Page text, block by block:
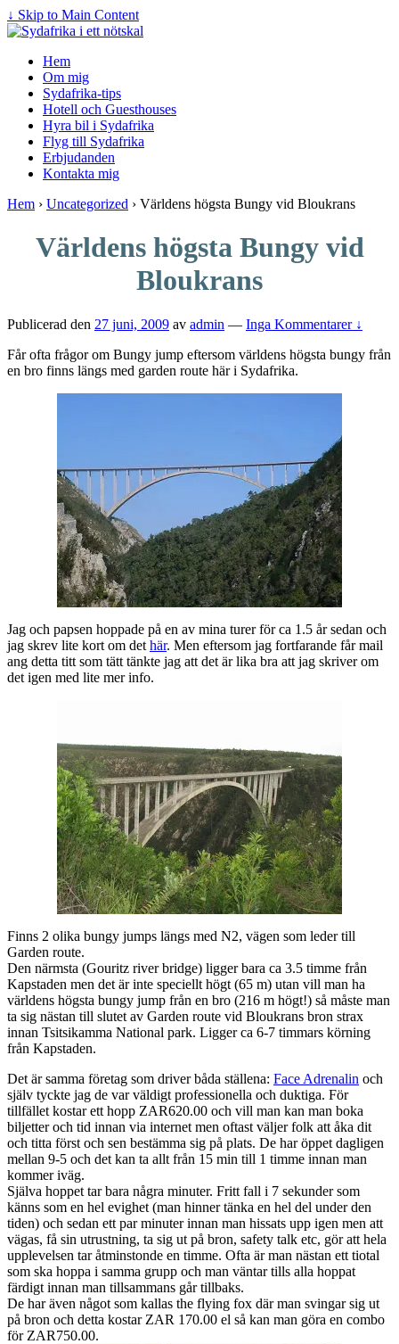
↓ Skip to Main Content
Hem
Om mig
Sydafrika-tips
Hotell och Guesthouses
Hyra bil i Sydafrika
Flyg till Sydafrika
Erbjudanden
Kontakta mig
Hem › Uncategorized › Världens högsta Bungy vid Bloukrans
Världens högsta Bungy vid
Bloukrans
Publicerad den 27 juni, 2009 av admin — Inga Kommentarer ↓
Får ofta frågor om Bungy jump eftersom världens högsta bungy från
en bro finns längs med garden route här i Sydafrika.
Jag och papsen hoppade på en av mina turer för ca 1.5 år sedan och
jag skrev lite kort om det här. Men eftersom jag fortfarande får mail
ang detta titt som tätt tänkte jag att det är lika bra att jag skriver om
det igen med lite mer info.
Finns 2 olika bungy jumps längs med N2, vägen som leder till
Garden route.
Den närmsta (Gouritz river bridge) ligger bara ca 3.5 timme från
Kapstaden men det är inte speciellt högt (65 m) utan vill man ha
världens högsta bungy jump från en bro (216 m högt!) så måste man
ta sig nästan till slutet av Garden route vid Bloukrans bron strax
innan Tsitsikamma National park. Ligger ca 6-7 timmars körning
från Kapstaden.
Det är samma företag som driver båda ställena: Face Adrenalin och
själv tyckte jag de var väldigt professionella och duktiga. För
tillfället kostar ett hopp ZAR620.00 och vill man kan man boka
biljetter och tid innan via internet men oftast väljer folk att åka dit
och titta först och sen bestämma sig på plats. De har öppet dagligen
mellan 9-5 och det kan ta allt från 15 min till 1 timme innan man
kommer iväg.
Själva hoppet tar bara några minuter. Fritt fall i 7 sekunder som
känns som en hel evighet (man hinner tänka en hel del under den
tiden) och sedan ett par minuter innan man hissats upp igen men att
vägas, få sin utrustning, ta sig ut på bron, safety talk etc, gör att hela
upplevelsen tar åtminstonde en timme. Ofta är man nästan ett tiotal
som ska hoppa i samma grupp och man väntar tills alla hoppat
färdigt innan man tillsammans går tillbaks.
De har även något som kallas the flying fox där man svingar sig ut
på bron och detta kostar ZAR 170.00 el så kan man göra en combo
för ZAR750.00.